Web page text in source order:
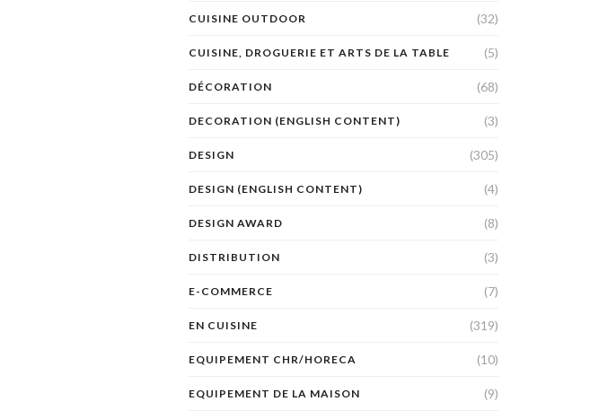
CUISINE OUTDOOR (32)
CUISINE, DROGUERIE ET ARTS DE LA TABLE (5)
DÉCORATION (68)
DECORATION (ENGLISH CONTENT) (3)
DESIGN (305)
DESIGN (ENGLISH CONTENT) (4)
DESIGN AWARD (8)
DISTRIBUTION (3)
E-COMMERCE (7)
EN CUISINE (319)
EQUIPEMENT CHR/HORECA (10)
EQUIPEMENT DE LA MAISON (9)